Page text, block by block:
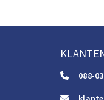
088-